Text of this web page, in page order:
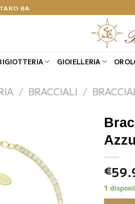
BA
GIOIELLERIA
/ BRACCIALI /
€
1